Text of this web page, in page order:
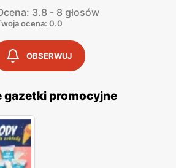
cenach. Dzięki stałej obecności na
zbudowała silną markę, której
Jednym z istotnych
Pokusasą regularnie
. Publikowane co dwa
klientów o najnowszych
cen, dzięki czemu mogą oni
w sposób bardziej ekonomiczny.
szczegółowe opisy produktów
promocyjnej oraz atrakcyjne oferty
3.8 - 8 głosów
ocena: 0.0
OBSERWUJ
gazetki promocyjne